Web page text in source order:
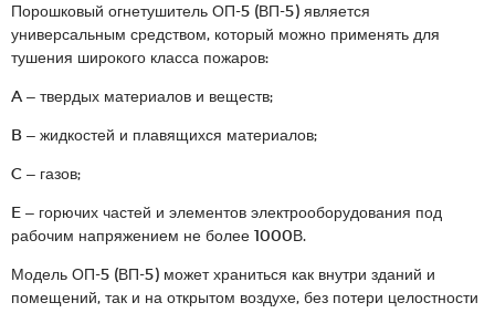
Порошковый огнетушитель ОП-5 (ВП-5) является
универсальным средством, который можно применять для
тушения широкого класса пожаров:
A – твердых материалов и веществ;
B – жидкостей и плавящихся материалов;
C – газов;
E – горючих частей и элементов электрооборудования под
рабочим напряжением не более 1000В.
Модель ОП-5 (ВП-5) может храниться как внутри зданий и
помещений, так и на открытом воздухе, без потери целостности